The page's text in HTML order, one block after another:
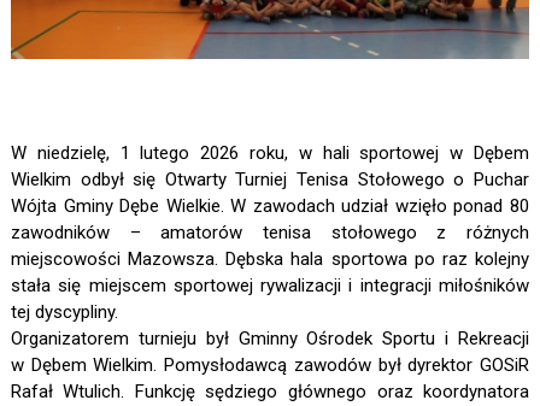
W niedzielę, 1 lutego 2026 roku, w hali sportowej w Dębem
Wielkim odbył się Otwarty Turniej Tenisa Stołowego o Puchar
Wójta Gminy Dębe Wielkie. W zawodach udział wzięło ponad 80
zawodników – amatorów tenisa stołowego z różnych
miejscowości Mazowsza. Dębska hala sportowa po raz kolejny
stała się miejscem sportowej rywalizacji i integracji miłośników
tej dyscypliny.
Organizatorem turnieju był Gminny Ośrodek Sportu i Rekreacji
w Dębem Wielkim. Pomysłodawcą zawodów był dyrektor GOSiR
Rafał Wtulich. Funkcję sędziego głównego oraz koordynatora